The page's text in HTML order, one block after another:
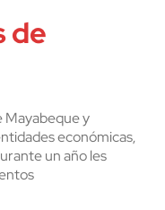
de
Mayabeque y
económicas,
un año les